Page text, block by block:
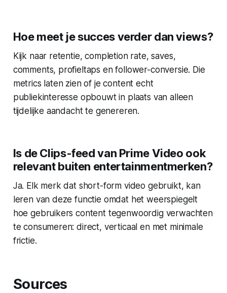
Hoe meet je succes verder dan views?
Kijk naar retentie, completion rate, saves,
comments, profieltaps en follower-conversie. Die
metrics laten zien of je content echt
publiekinteresse opbouwt in plaats van alleen
tijdelijke aandacht te genereren.
Is de Clips-feed van Prime Video ook
relevant buiten entertainmentmerken?
Ja. Elk merk dat short-form video gebruikt, kan
leren van deze functie omdat het weerspiegelt
hoe gebruikers content tegenwoordig verwachten
te consumeren: direct, verticaal en met minimale
frictie.
Sources